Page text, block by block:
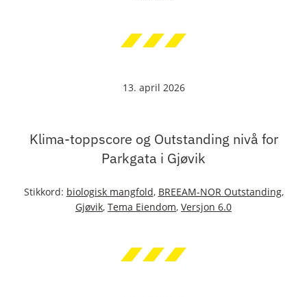
13. april 2026
Klima-toppscore og Outstanding nivå for
Parkgata i Gjøvik
Stikkord: biologisk mangfold, BREEAM-NOR Outstanding,
Gjøvik, Tema Eiendom, Versjon 6.0